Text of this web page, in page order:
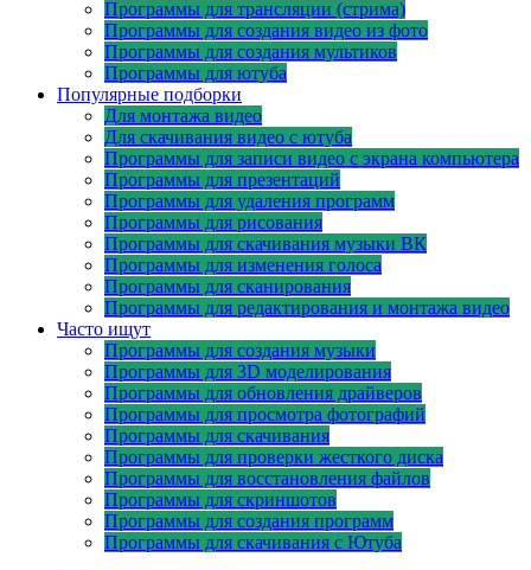
Программы для трансляции (стрима)
Программы для создания видео из фото
Программы для создания мультиков
Программы для ютуба
Популярные подборки
Для монтажа видео
Для скачивания видео с ютуба
Программы для записи видео с экрана компьютера
Программы для презентаций
Программы для удаления программ
Программы для рисования
Программы для скачивания музыки ВК
Программы для изменения голоса
Программы для сканирования
Программы для редактирования и монтажа видео
Часто ищут
Программы для создания музыки
Программы для 3D моделирования
Программы для обновления драйверов
Программы для просмотра фотографий
Программы для скачивания
Программы для проверки жесткого диска
Программы для восстановления файлов
Программы для скриншотов
Программы для создания программ
Программы для скачивания с Ютуба